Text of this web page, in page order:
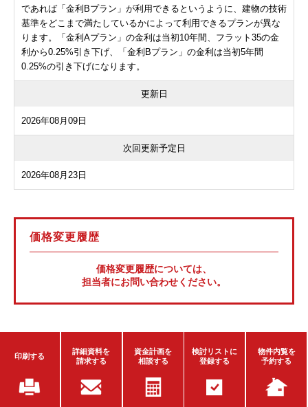
であれば「金利Bプラン」が利用できるというように、建物の技術
基準をどこまで満たしているかによって利用できるプランが異な
ります。「金利Aプラン」の金利は当初10年間、フラット35の金
利から0.25%引き下げ、「金利Bプラン」の金利は当初5年間
0.25%の引き下げになります。
更新日
2026年08月09日
次回更新予定日
2026年08月23日
価格変更履歴
価格変更履歴については、
担当者にお問い合わせください。
印刷する
詳細資料を
請求する
資金計画を
相談する
検討リストに
登録する
物件内覧を
予約する